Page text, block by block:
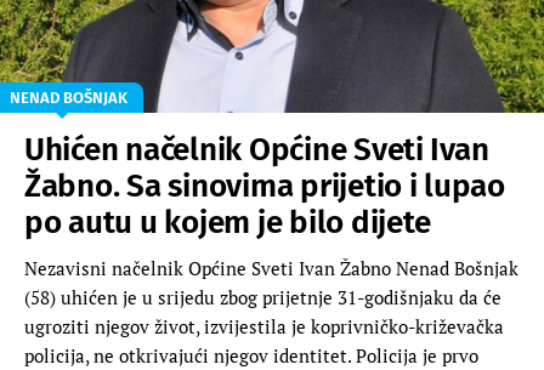
NENAD BOŠNJAK
Uhićen načelnik Općine Sveti Ivan
Žabno. Sa sinovima prijetio i lupao
po autu u kojem je bilo dijete
Nezavisni načelnik Općine Sveti Ivan Žabno Nenad Bošnjak
(58) uhićen je u srijedu zbog prijetnje 31-godišnjaku da će
ugroziti njegov život, izvijestila je koprivničko-križevačka
policija, ne otkrivajući njegov identitet. Policija je prvo